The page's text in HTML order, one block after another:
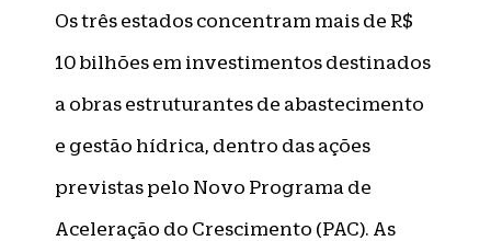
Os três estados concentram mais de R$
10 bilhões em investimentos destinados
a obras estruturantes de abastecimento
e gestão hídrica, dentro das ações
previstas pelo Novo Programa de
Aceleração do Crescimento (PAC). As